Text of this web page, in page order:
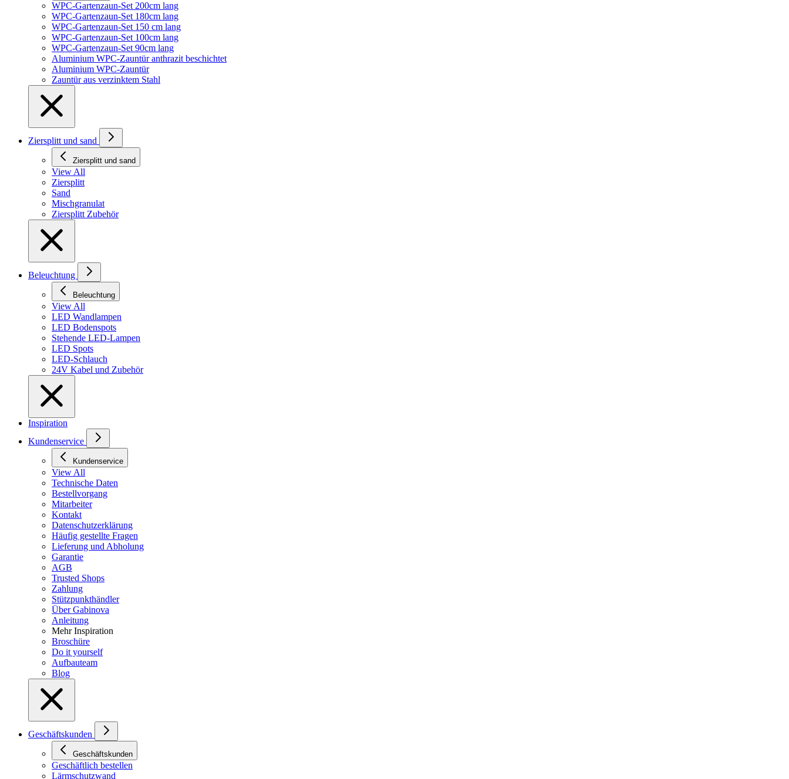
WPC-Gartenzaun-Set 200cm lang
WPC-Gartenzaun-Set 180cm lang
WPC-Gartenzaun-Set 150 cm lang
WPC-Gartenzaun-Set 100cm lang
WPC-Gartenzaun-Set 90cm lang
Aluminium WPC-Zauntür anthrazit beschichtet
Aluminium WPC-Zauntür
Zauntür aus verzinktem Stahl
Ziersplitt und sand
Ziersplitt und sand
View All
Ziersplitt
Sand
Mischgranulat
Ziersplitt Zubehör
Beleuchtung
Beleuchtung
View All
LED Wandlampen
LED Bodenspots
Stehende LED-Lampen
LED Spots
LED-Schlauch
24V Kabel und Zubehör
Inspiration
Kundenservice
Kundenservice
View All
Technische Daten
Bestellvorgang
Mitarbeiter
Kontakt
Datenschutzerklärung
Häufig gestellte Fragen
Lieferung und Abholung
Garantie
AGB
Trusted Shops
Zahlung
Stützpunkthändler
Über Gabinova
Anleitung
Mehr Inspiration
Broschüre
Do it yourself
Aufbauteam
Blog
Geschäftskunden
Geschäftskunden
Geschäftlich bestellen
Lärmschutzwand